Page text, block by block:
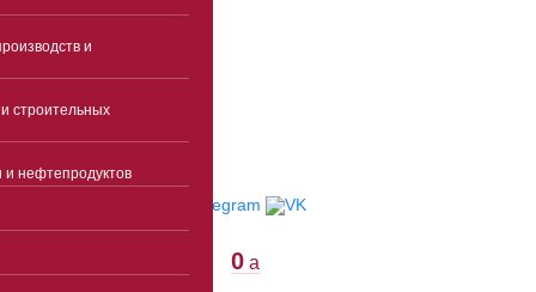
0 a
и
строительных
и нефтепродуктов